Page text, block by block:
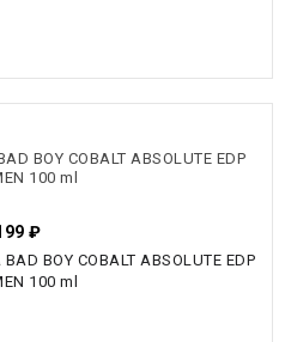
BOY COBALT ABSOLUTE EDP
100 ml
₽